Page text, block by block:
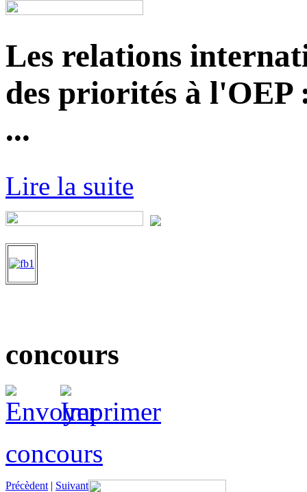
Les relations
des priorités à
...
Lire la suite
concours
concours
Précèdent | Suivant